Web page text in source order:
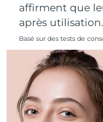
affirment que
après utilisation.
Basé sur des tests de
La Réunion
Roumanie
Russie
Arabie saoudite